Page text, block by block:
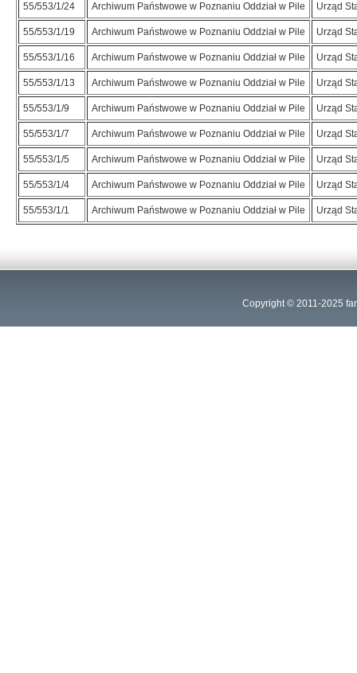
55/553/1/24 Archiwum Państwowe w Poznaniu Oddział w Pile Urząd
55/553/1/19 Archiwum Państwowe w Poznaniu Oddział w Pile Urząd
55/553/1/16 Archiwum Państwowe w Poznaniu Oddział w Pile Urząd
55/553/1/13 Archiwum Państwowe w Poznaniu Oddział w Pile Urząd
55/553/1/9 Archiwum Państwowe w Poznaniu Oddział w Pile Urząd
55/553/1/7 Archiwum Państwowe w Poznaniu Oddział w Pile Urząd
55/553/1/5 Archiwum Państwowe w Poznaniu Oddział w Pile Urząd
55/553/1/4 Archiwum Państwowe w Poznaniu Oddział w Pile Urząd
55/553/1/1 Archiwum Państwowe w Poznaniu Oddział w Pile Urząd
Copyright © 2011-2025